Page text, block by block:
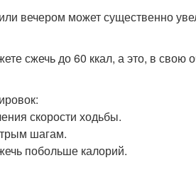
вечером может существенно
сжечь до 60 ккал, а это, в свою
скорости ходьбы.
шагам.
побольше калорий.